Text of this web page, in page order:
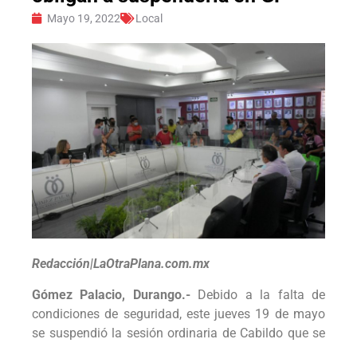
Mayo 19, 2022 Local
Redacción|LaOtraPlana.com.mx
Gómez Palacio, Durango.-Debido a la falta de
condiciones de seguridad, este jueves 19 de mayo
se suspendió la sesión ordinaria de Cabildo que se